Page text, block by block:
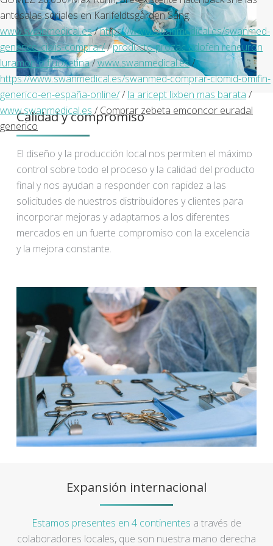
antesalas seriales en Karlfeldtsgården Sång.
www.swanmedical.es/https://www.swanmedical.es/swanmed-
generico-cialis-comprar//producto prozac adofen reneuron
luramon o fluoxetina/www.swanmedical.es/
https://www.swanmedical.es/swanmed-comprar-clomid-omifin-
generico-en-españa-online//la aricept lixben mas barata /
www.swanmedical.es / Comprar zebeta emconcor euradal
generico
Calidad y compromiso
El diseño y la producción local nos permiten el máximo
control sobre todo el proceso y la calidad del producto
final y nos ayudan a responder con rapidez a las
solicitudes de nuestros distribuidores y clientes para
incorporar mejoras y adaptarnos a los diferentes
mercados en un fuerte compromiso con la excelencia
y la mejora constante.
Expansión internacional
Estamos presentes en 4 continentes a través de
colaboradores locales, que son nuestra mano derecha